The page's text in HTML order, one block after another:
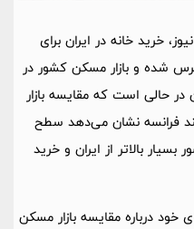
خرید خانه در ایران برای
شده و بازار مسکن کشور در
حالی است که مقایسه بازار
فرانسه نشان می‌دهد سطح
بالاتر از ایران و خرید
خود درباره مقایسه بازار مسکن